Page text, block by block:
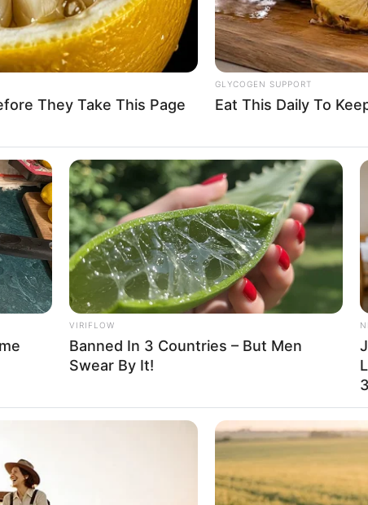
Pot Gantung
di Dalam
WHATSAPP LINE
They Take This Page
GLYCOGEN SUPPORT
Eat This Daily To
VIRIFLOW
Banned In 3 Countries – But Men
Swear By It!